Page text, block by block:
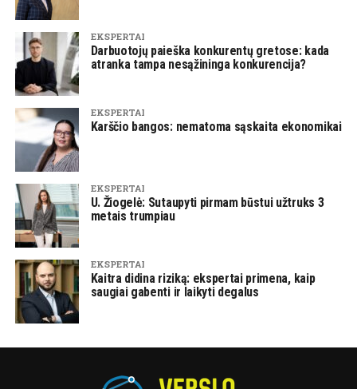
EKSPERTAI
Darbuotojų paieška konkurentų gretose: kada
atranka tampa nesąžininga konkurencija?
EKSPERTAI
Karščio bangos: nematoma sąskaita ekonomikai
EKSPERTAI
U. Žiogelė: Sutaupyti pirmam būstui užtruks 3
metais trumpiau
EKSPERTAI
Kaitra didina riziką: ekspertai primena, kaip
saugiai gabenti ir laikyti degalus